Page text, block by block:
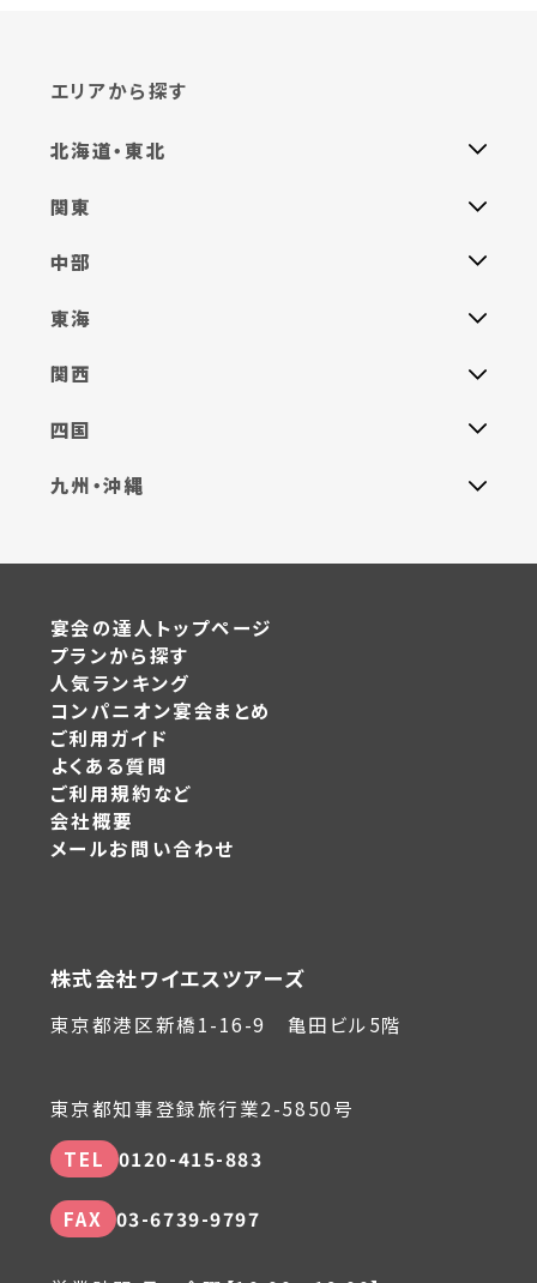
エリアから探す
北海道・東北
関東
中部
東海
関西
四国
九州・沖縄
宴会の達人トップページ
プランから探す
人気ランキング
コンパニオン宴会まとめ
ご利用ガイド
よくある質問
ご利用規約など
会社概要
メールお問い合わせ
株式会社ワイエスツアーズ
東京都港区新橋1-16-9 亀田ビル5階
東京都知事登録旅行業2-5850号
TEL
0120-415-883
FAX 03-6739-9797